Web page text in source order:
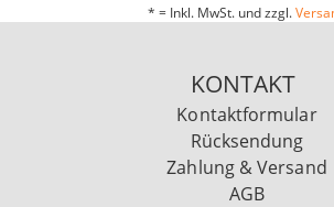
* = Inkl. MwSt. und zzgl.
KONTAKT
Kontaktformular
Rücksendung
Zahlung & Versand
AGB